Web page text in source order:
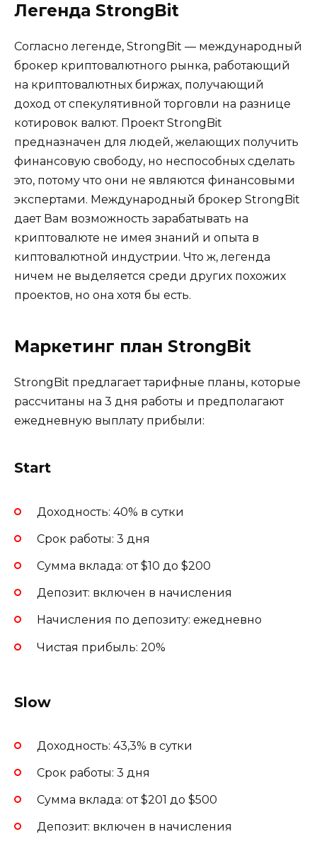
Легенда StrongBit
Согласно легенде, StrongBit — международный
брокер криптовалютного рынка, работающий
на криптовалютных биржах, получающий
доход от спекулятивной торговли на разнице
котировок валют. Проект StrongBit
предназначен для людей, желающих получить
финансовую свободу, но неспособных сделать
это, потому что они не являются финансовыми
экспертами. Международный брокер StrongBit
дает Вам возможность зарабатывать на
криптовалюте не имея знаний и опыта в
киптовалютной индустрии. Что ж, легенда
ничем не выделяется среди других похожих
проектов, но она хотя бы есть.
Маркетинг план StrongBit
StrongBit предлагает тарифные планы, которые
рассчитаны на 3 дня работы и предполагают
ежедневную выплату прибыли:
Start
Доходность: 40% в сутки
Срок работы: 3 дня
Сумма вклада: от $10 до $200
Депозит: включен в начисления
Начисления по депозиту: ежедневно
Чистая прибыль: 20%
Slow
Доходность: 43,3% в сутки
Срок работы: 3 дня
Сумма вклада: от $201 до $500
Депозит: включен в начисления